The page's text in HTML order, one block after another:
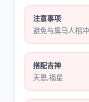
注意事项
避免与属马人相冲
搭配吉神
天恩,福星